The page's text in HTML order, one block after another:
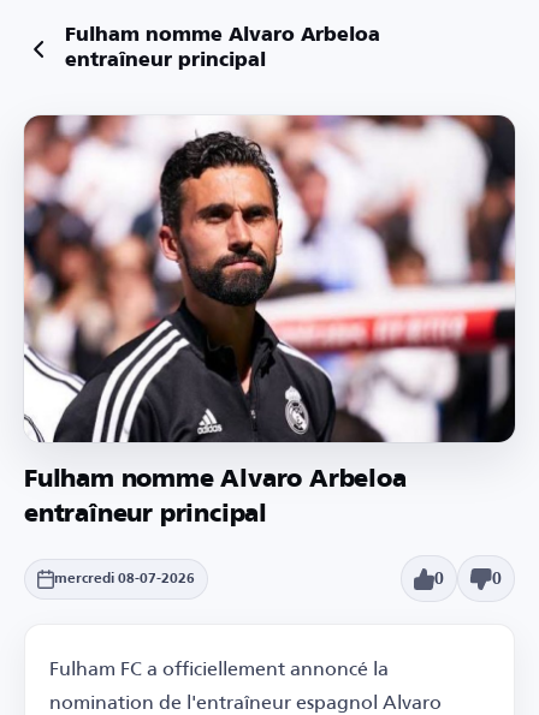
Fulham nomme Alvaro Arbeloa
entraîneur principal
Fulham nomme Alvaro Arbeloa
entraîneur principal
mercredi 08-07-2026 0 0
Fulham FC a officiellement annoncé la
nomination de l'entraîneur espagnol Alvaro